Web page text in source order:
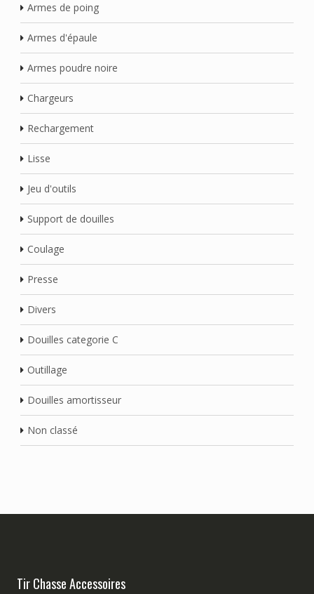
Armes de poing
Armes d'épaule
Armes poudre noire
Chargeurs
Rechargement
Lisse
Jeu d'outils
Support de douilles
Coulage
Presse
Divers
Douilles categorie C
Outillage
Douilles amortisseur
Non classé
Tir Chasse Accessoires